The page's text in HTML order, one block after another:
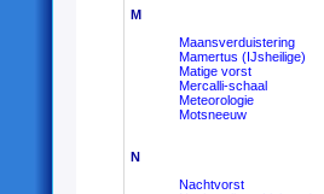
M
Maansverduistering
Mamertus (IJsheilige)
Matige vorst
Mercalli-schaal
Meteorologie
Motsneeuw
N
Nachtvorst